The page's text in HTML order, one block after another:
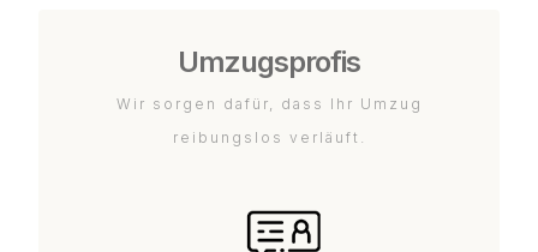
Umzugsprofis
Wir sorgen dafür, dass Ihr Umzug
reibungslos verläuft.